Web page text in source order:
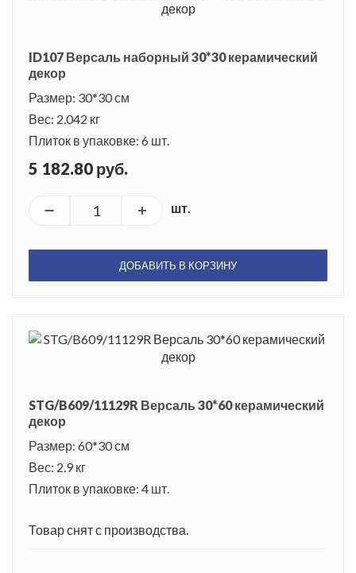
ID107 Версаль наборный 30*30 керамический
декор
Размер: 30*30 см
Вес: 2.042 кг
Плиток в упаковке: 6 шт.
5 182.80 руб.
шт.
ДОБАВИТЬ В КОРЗИНУ
STG/B609/11129R Версаль 30*60 керамический
декор
Размер: 60*30 см
Вес: 2.9 кг
Плиток в упаковке: 4 шт.
Товар снят с производства.